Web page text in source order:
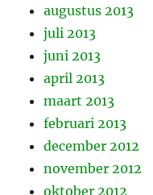
augustus 2013
juli 2013
juni 2013
april 2013
maart 2013
februari 2013
december 2012
november 2012
oktober 2012